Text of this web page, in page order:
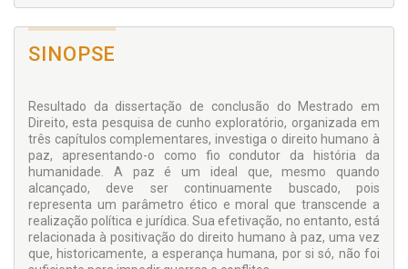
SINOPSE
Resultado da dissertação de conclusão do Mestrado em
Direito, esta pesquisa de cunho exploratório, organizada em
três capítulos complementares, investiga o direito humano à
paz, apresentando-o como fio condutor da história da
humanidade. A paz é um ideal que, mesmo quando
alcançado, deve ser continuamente buscado, pois
representa um parâmetro ético e moral que transcende a
realização política e jurídica. Sua efetivação, no entanto, está
relacionada à positivação do direito humano à paz, uma vez
que, historicamente, a esperança humana, por si só, não foi